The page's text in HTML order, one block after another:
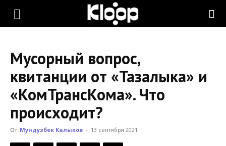
KLOOP.KG
Новости
Кыргызстана
Мусорный вопрос,
квитанции от «Тазалыка» и
«КомТрансКома». Что
происходит?
От Мундузбек Калыков - 13 сентября 2021